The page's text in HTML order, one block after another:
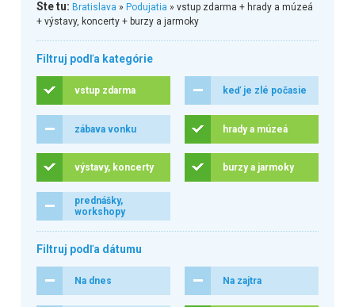
Ste tu: Bratislava » Podujatia » vstup zdarma + hrady a múzeá
+ výstavy, koncerty + burzy a jarmoky
Filtruj podľa kategórie
vstup zdarma keď je zlé počasie
zábava vonku hrady a múzeá
výstavy, koncerty burzy a jarmoky
prednášky,
workshopy
Filtruj podľa dátumu
Na dnes Na zajtra